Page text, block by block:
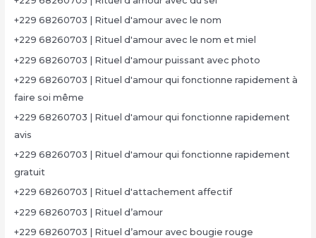
+229 68260703 | Rituel d'amour avec le nom
+229 68260703 | Rituel d'amour avec le nom et miel
+229 68260703 | Rituel d'amour puissant avec photo
+229 68260703 | Rituel d'amour qui fonctionne rapidement à
faire soi même
+229 68260703 | Rituel d'amour qui fonctionne rapidement
avis
+229 68260703 | Rituel d'amour qui fonctionne rapidement
gratuit
+229 68260703 | Rituel d'attachement affectif
+229 68260703 | Rituel d’amour
+229 68260703 | Rituel d’amour avec bougie rouge